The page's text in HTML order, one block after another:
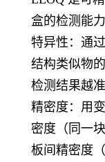
盒的检测能力
特异性 ：通
结构类似物
检测结果越
精密度 ：用
密度（同一
板间精密度